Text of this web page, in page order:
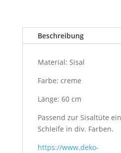
Beschreibung
Material: Sisal
Farbe: creme
Länge: 60 cm
Passend zur Sisaltüte
Schleife in div. Farben.
https://www.deko-